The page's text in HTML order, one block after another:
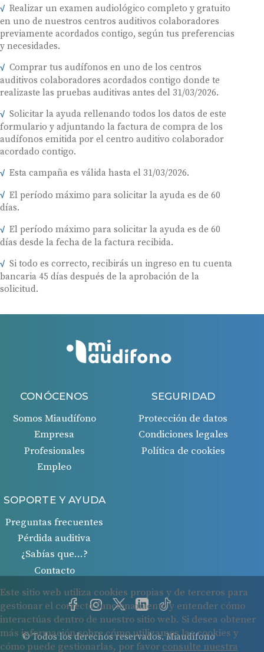
Realizar un examen audiológico completo y gratuito
en uno de nuestros centros auditivos colaboradores
previamente acordados contigo, según tus preferencias
y necesidades.
Comprar tus audífonos en uno de los centros
auditivos colaboradores acordados contigo donde te
realizaste las pruebas auditivas antes del 31/03/2026.
Solicitar la ayuda rellenando todos los datos de este
formulario y adjuntando la factura de compra de los
audífonos emitida por el centro auditivo colaborador
acordado contigo.
Esta campaña es válida hasta el 31/03/2026.
El período máximo para solicitar la ayuda es de 60
días.
El período máximo para solicitar la ayuda es de 60
días desde la fecha de la factura recibida.
Si todo es correcto, recibirás un ingreso en tu cuenta
bancaria 45 días después de la aprobación de la
solicitud.
© Todos los derechos reservados. Miaudífono
CONÓCENOS
Somos Miaudífono
Empresa
Profesionales
Empleo
SEGURIDAD
Protección de datos
Condiciones legales
Política de cookies
SOPORTE Y AYUDA
Preguntas frecuentes
Pérdida auditiva
¿Sabías que…?
Contacto